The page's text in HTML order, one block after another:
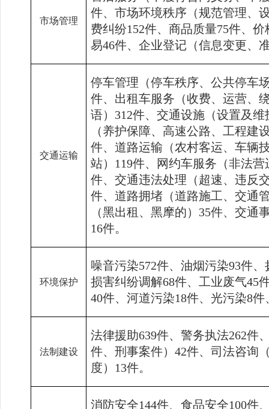
市场管理
件、市场环境秩序（规范管理、
费纠纷152件、商品质量75件、价
易46件、企业登记（信息变更、
交通运输
停车管理（停车秩序、公共停车
件、出租车服务（收费、运营、
语） 312件、交通设施（设置及维
（养护保障、高速公路、工程建
件、道路运输（农村客运、车辆
站） 119件、网约车服务（非法
件、交通违法处理（超速、违反
件、道路拥堵（道路施工、交通
（黑出租、黑摩的） 35件、交通
16件。
环境保护
噪音污染572件、油烟污染93件、
损害纠纷调解68件、工业废气45
40件、河道污染18件、光污染8件
法制建设
法律援助639件、警务执法262件
件、刑事案件）42件、司法咨询
度） 13件。
消防安全144件、食品安全100件